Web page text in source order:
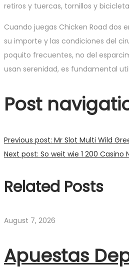
retiros y tuercas, tornillos y
Cuando juegas Chicken Road dos
su importe y las condiciones del
poquito frecuentes, no del
usan serenidad, es fundamental
Post
Previous post: Mr Slot Multi Wild
Next post: So weit wie 1 200 Casino
Related Posts
August 7, 2026
Apuestas